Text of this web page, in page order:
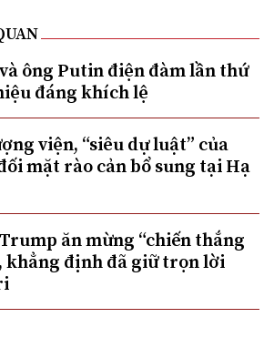
ông Putin điện đàm lần thứ
đáng khích lệ
viện, “siêu dự luật” của
mặt rào cản bổ sung tại Hạ
ăn mừng “chiến thắng
khẳng định đã giữ trọn lời